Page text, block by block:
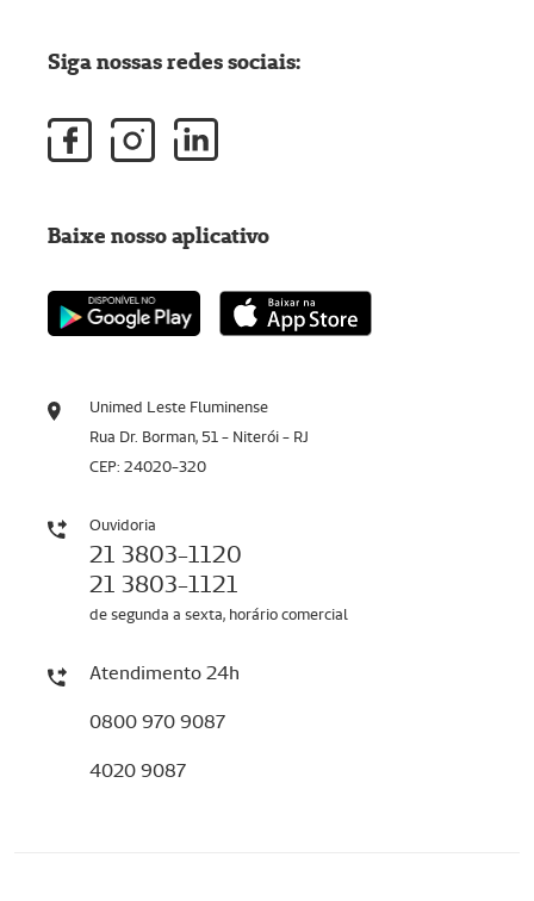
Unimed Leste Fluminense
Rua Dr. Borman, 51 - Niterói - RJ
CEP: 24020-320
Ouvidoria
21 3803-1120
21 3803-1121
de segunda a sexta, horário comercial
Atendimento 24h
0800 970 9087
4020 9087
Siga nossas redes sociais:
Baixe nosso aplicativo